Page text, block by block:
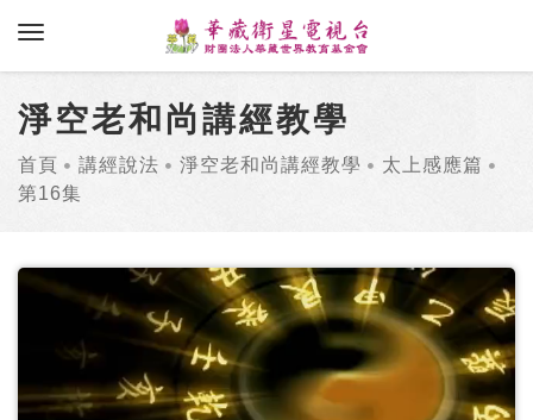
toggle navigation
淨空老和尚講經教學
首頁 講經說法 淨空老和尚講經教學
太上感應篇
第16集